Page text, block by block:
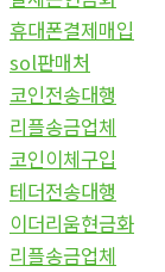
휴대폰결제매입
sol판매처
코인전송대행
리플송금업체
코인이체구입
테더전송대행
이더리움현금화
리플송금업체